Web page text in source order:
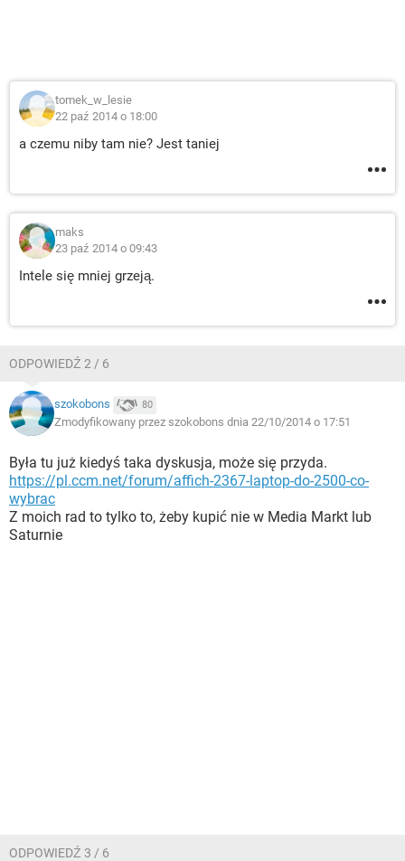
tomek_w_lesie
22 paź 2014 o 18:00
a czemu niby tam nie? Jest taniej
maks
23 paź 2014 o 09:43
Intele się mniej grzeją.
ODPOWIEDŹ 2 / 6
szokobons 80
Zmodyfikowany przez szokobons dnia 22/10/2014 o 17:51
Była tu już kiedyś taka dyskusja, może się przyda.
https://pl.ccm.net/forum/affich-2367-laptop-do-2500-co-
wybrac
Z moich rad to tylko to, żeby kupić nie w Media Markt lub
Saturnie
ODPOWIEDŹ 3 / 6